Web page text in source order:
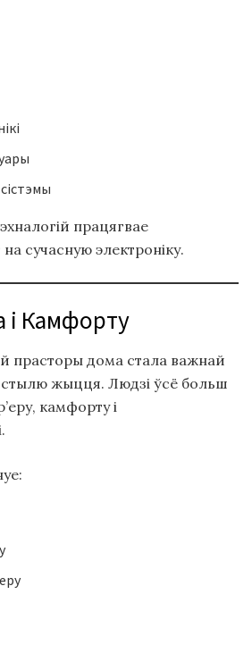
працягвае
сучасную электроніку.
і Камфорту
прасторы дома стала важнай
стылю жыцця. Людзі ўсё больш
камфорту і